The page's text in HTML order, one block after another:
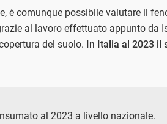
è comunque possibile valutare il
al lavoro effettuato appunto da
del suolo. In Italia al 2023 il
al 2023 a livello nazionale.